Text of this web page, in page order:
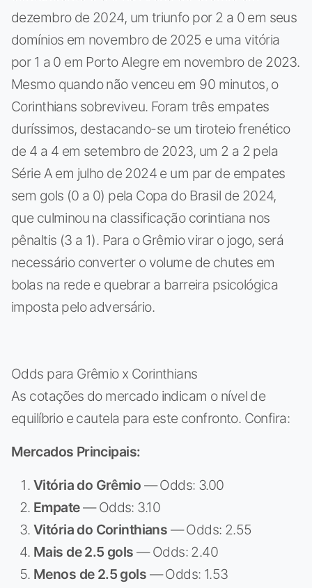
dezembro de 2024, um triunfo por 2 a 0 em seus
domínios em novembro de 2025 e uma vitória
por 1 a 0 em Porto Alegre em novembro de 2023.
Mesmo quando não venceu em 90 minutos, o
Corinthians sobreviveu. Foram três empates
duríssimos, destacando-se um tiroteio frenético
de 4 a 4 em setembro de 2023, um 2 a 2 pela
Série A em julho de 2024 e um par de empates
sem gols (0 a 0) pela Copa do Brasil de 2024,
que culminou na classificação corintiana nos
pênaltis (3 a 1). Para o Grêmio virar o jogo, será
necessário converter o volume de chutes em
bolas na rede e quebrar a barreira psicológica
imposta pelo adversário.
Odds para Grêmio x Corinthians
As cotações do mercado indicam o nível de
equilíbrio e cautela para este confronto. Confira:
Mercados Principais:
Vitória do Grêmio — Odds: 3.00
Empate— Odds: 3.10
Vitória do Corinthians — Odds: 2.55
Mais de 2.5 gols — Odds: 2.40
Menos de 2.5 gols — Odds: 1.53